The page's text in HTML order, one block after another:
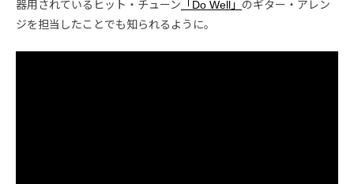
器用されているヒット・チューン 「Do Well」 のギター・アレン
ジを担当したことでも知られるように。